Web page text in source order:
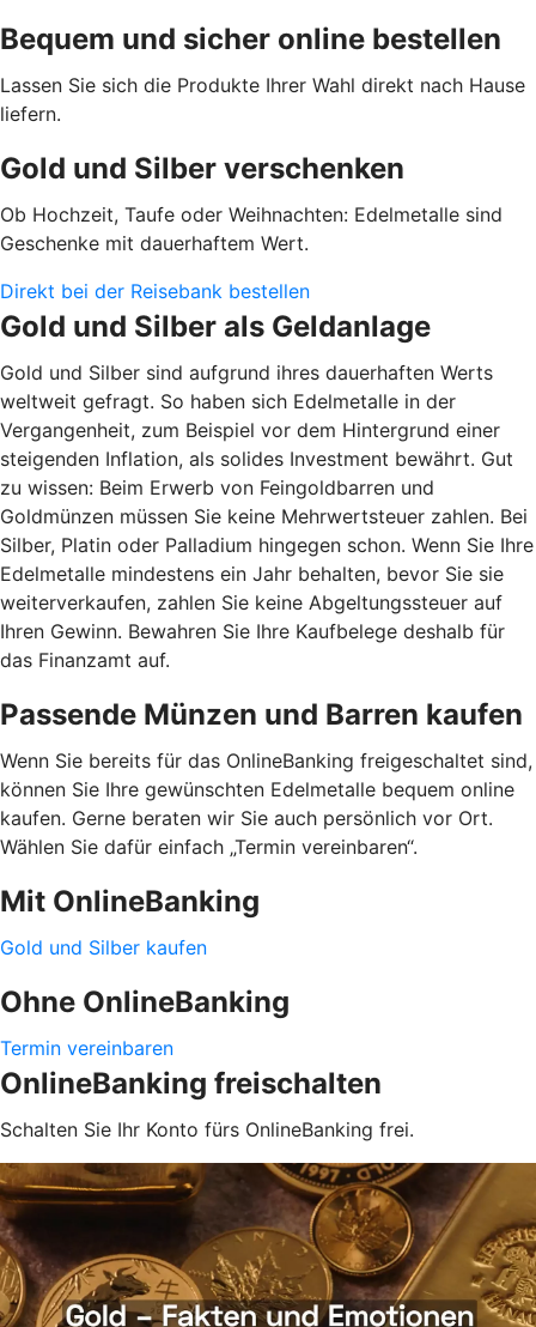
Bequem und sicher online bestellen
Lassen Sie sich die Produkte Ihrer Wahl direkt nach Hause
liefern.
Gold und Silber verschenken
Ob Hochzeit, Taufe oder Weihnachten: Edelmetalle sind
Geschenke mit dauerhaftem Wert.
Direkt bei der Reisebank bestellen
Gold und Silber als Geldanlage
Gold und Silber sind aufgrund ihres dauerhaften Werts
weltweit gefragt. So haben sich Edelmetalle in der
Vergangenheit, zum Beispiel vor dem Hintergrund einer
steigenden Inflation, als solides Investment bewährt. Gut
zu wissen: Beim Erwerb von Feingoldbarren und
Goldmünzen müssen Sie keine Mehrwertsteuer zahlen. Bei
Silber, Platin oder Palladium hingegen schon. Wenn Sie Ihre
Edelmetalle mindestens ein Jahr behalten, bevor Sie sie
weiterverkaufen, zahlen Sie keine Abgeltungssteuer auf
Ihren Gewinn. Bewahren Sie Ihre Kaufbelege deshalb für
das Finanzamt auf.
Passende Münzen und Barren kaufen
Wenn Sie bereits für das OnlineBanking freigeschaltet sind,
können Sie Ihre gewünschten Edelmetalle bequem online
kaufen. Gerne beraten wir Sie auch persönlich vor Ort.
Wählen Sie dafür einfach „Termin vereinbaren“.
Mit OnlineBanking
Gold und Silber kaufen
Ohne OnlineBanking
Termin vereinbaren
OnlineBanking freischalten
Schalten Sie Ihr Konto fürs OnlineBanking frei.